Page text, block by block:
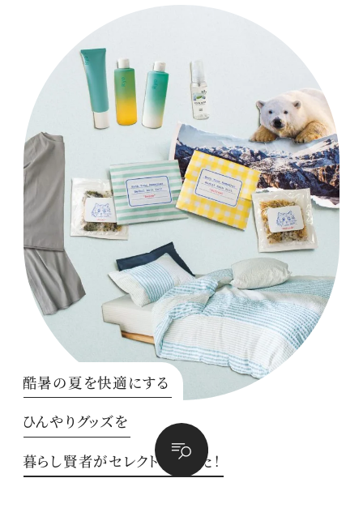
酷暑の夏を快適にする
ひんやりグッズを
暮らし賢者がセレクトしました！